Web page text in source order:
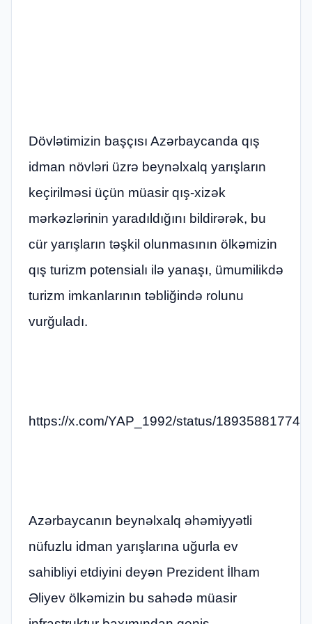
Dövlətimizin başçısı Azərbaycanda qış
idman növləri üzrə beynəlxalq yarışların
keçirilməsi üçün müasir qış-xizək
mərkəzlərinin yaradıldığını bildirərək, bu
cür yarışların təşkil olunmasının ölkəmizin
qış turizm potensialı ilə yanaşı, ümumilikdə
turizm imkanlarının təbliğində rolunu
vurğuladı.
https://x.com/YAP_1992/status/
Azərbaycanın beynəlxalq əhəmiyyətli
nüfuzlu idman yarışlarına uğurla ev
sahibliyi etdiyini deyən Prezident İlham
Əliyev ölkəmizin bu sahədə müasir